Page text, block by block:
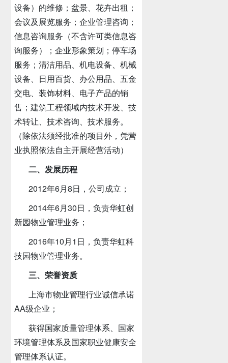
设备）的维修；盆景、花卉出租；
会议及展览服务；企业管理咨询；
信息咨询服务（不含许可类信息咨
询服务）；企业形象策划；停车场
服务；清洁用品、机电设备、机械
设备、日用百货、办公用品、五金
交电、装饰材料、电子产品的销
售；建筑工程领域内技术开发、技
术转让、技术咨询、技术服务。
（除依法须经批准的项目外，凭营
业执照依法自主开展经营活动）
二、发展历程
2012年6月8日，公司成立；
2014年6月30日，负责华虹创
新园物业管理业务；
2016年10月1日，负责华虹科
技园物业管理业务。
三、荣誉资质
上海市物业管理行业诚信承诺
AA级企业；
获得国家质量管理体系、国家
环境管理体系及国家职业健康安全
管理体系认证。